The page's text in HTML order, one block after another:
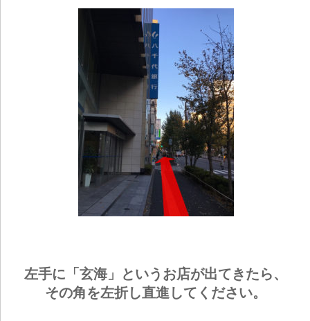
左手に「玄海」というお店が出てきたら、
その角を左折し直進してください。